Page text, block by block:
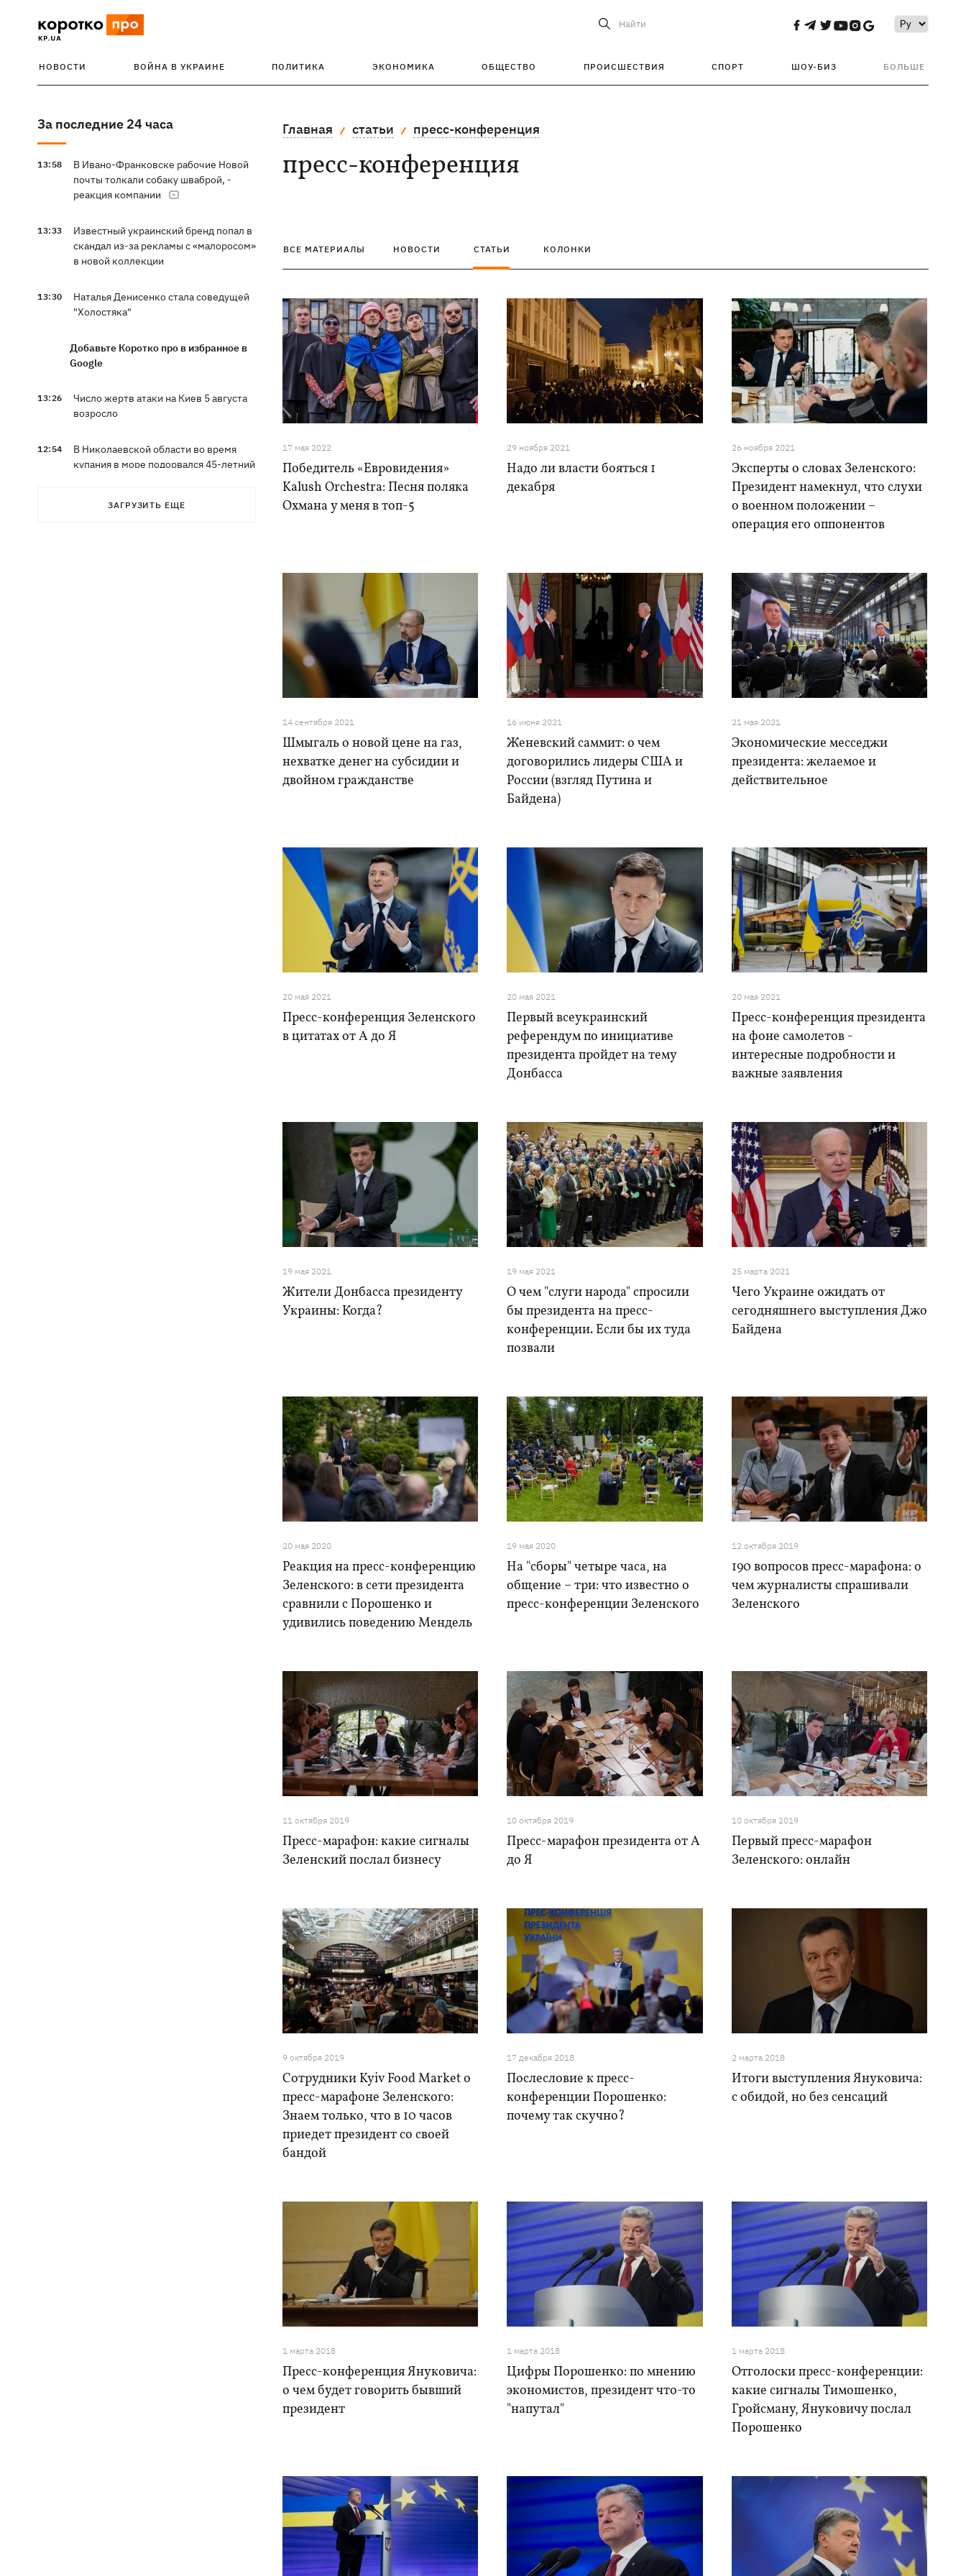
Найти
НОВОСТИ ВОЙНА В УКРАИНЕ ПОЛИТИКА ЭКОНОМИКА ОБЩЕСТВО ПРОИСШЕСТВИЯ СПОРТ ШОУ-БИЗ БОЛЬШЕ
За последние 24 часа
13:58
В Ивано-Франковске рабочие Новой
почты толкали собаку шваброй, -
реакция компании
13:33
Известный украинский бренд попал в
скандал из-за рекламы с «малоросом»
в новой коллекции
13:30
Наталья Денисенко стала соведущей
"Холостяка"
Добавьте Коротко про в избранное в
Google
13:26
Число жертв атаки на Киев 5 августа
возросло
12:54
В Николаевской области во время
купания в море подорвался 45-летний
ЗАГРУЗИТЬ ЕЩЕ
Главная статьи пресс-конференция
пресс-конференция
ВСЕ МАТЕРИАЛЫ НОВОСТИ СТАТЬИ КОЛОНКИ
17 мая 2022
Победитель «Евровидения»
Kalush Orchestra: Песня поляка
Охмана у меня в топ-5
29 ноября 2021
Надо ли власти бояться 1
декабря
26 ноября 2021
Эксперты о словах Зеленского:
Президент намекнул, что слухи
о военном положении –
операция его оппонентов
14 сентября 2021
Шмыгаль о новой цене на газ,
нехватке денег на субсидии и
двойном гражданстве
16 июня 2021
Женевский саммит: о чем
договорились лидеры США и
России (взгляд Путина и
Байдена)
21 мая 2021
Экономические месседжи
президента: желаемое и
действительное
20 мая 2021
Пресс-конференция Зеленского
в цитатах от А до Я
20 мая 2021
Первый всеукраинский
референдум по инициативе
президента пройдет на тему
Донбасса
20 мая 2021
Пресс-конференция президента
на фоне самолетов -
интересные подробности и
важные заявления
19 мая 2021
Жители Донбасса президенту
Украины: Когда?
19 мая 2021
О чем "слуги народа" спросили
бы президента на пресс-
конференции. Если бы их туда
позвали
25 марта 2021
Чего Украине ожидать от
сегодняшнего выступления Джо
Байдена
20 мая 2020
Реакция на пресс-конференцию
Зеленского: в сети президента
сравнили с Порошенко и
удивились поведению Мендель
19 мая 2020
На "сборы" четыре часа, на
общение – три: что известно о
пресс-конференции Зеленского
12 октября 2019
190 вопросов пресс-марафона: о
чем журналисты спрашивали
Зеленского
11 октября 2019
Пресс-марафон: какие сигналы
Зеленский послал бизнесу
10 октября 2019
Пресс-марафон президента от А
до Я
10 октября 2019
Первый пресс-марафон
Зеленского: онлайн
9 октября 2019
Сотрудники Kyiv Food Market о
пресс-марафоне Зеленского:
Знаем только, что в 10 часов
приедет президент со своей
бандой
17 декабря 2018
Послесловие к пресс-
конференции Порошенко:
почему так скучно?
2 марта 2018
Итоги выступления Януковича:
с обидой, но без сенсаций
1 марта 2018
Пресс-конференция Януковича:
о чем будет говорить бывший
президент
1 марта 2018
Цифры Порошенко: по мнению
экономистов, президент что-то
"напутал"
1 марта 2018
Отголоски пресс-конференции:
какие сигналы Тимошенко,
Гройсману, Януковичу послал
Порошенко